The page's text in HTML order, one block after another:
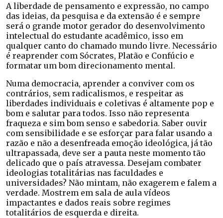
A liberdade de pensamento e expressão, no campo
das ideias, da pesquisa e da extensão é e sempre
será o grande motor gerador do desenvolvimento
intelectual do estudante acadêmico, isso em
qualquer canto do chamado mundo livre. Necessário
é reaprender com Sócrates, Platão e Confúcio e
formatar um bom direcionamento mental.
Numa democracia, aprender a conviver com os
contrários, sem radicalismos, e respeitar as
liberdades individuais e coletivas é altamente pop e
bom e salutar para todos. Isso não representa
fraqueza e sim bom senso e sabedoria. Saber ouvir
com sensibilidade e se esforçar para falar usando a
razão e não a desenfreada emoção ideológica, já tão
ultrapassada, deve ser a pauta neste momento tão
delicado que o país atravessa. Desejam combater
ideologias totalitárias nas faculdades e
universidades? Não mintam, não exagerem e falem a
verdade. Mostrem em sala de aula vídeos
impactantes e dados reais sobre regimes
totalitários de esquerda e direita.